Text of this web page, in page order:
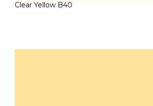
Clear Yellow B40